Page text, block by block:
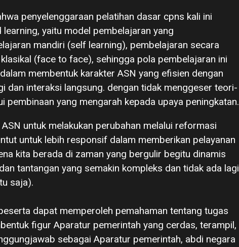
penyelenggaraan pelatihan dasar cpns kali ini
yaitu model pembelajaran yang
mandiri (self learning), pembelajaran secara
(face to face), sehingga pola pembelajaran ini
membentuk karakter ASN yang efisien dengan
dan interaksi langsung. dengan tidak menggeser teori-
pembinaan yang mengarah kepada upaya peningkatan.
untuk melakukan perubahan melalui reformasi
untuk lebih responsif dalam memberikan pelayanan
kita berada di zaman yang bergulir begitu dinamis
tantangan yang semakin kompleks dan tidak ada lagi
saja).
dapat memperoleh pemahaman tentang tugas
figur Aparatur pemerintah yang cerdas, terampil,
sebagai Aparatur pemerintah, abdi negara